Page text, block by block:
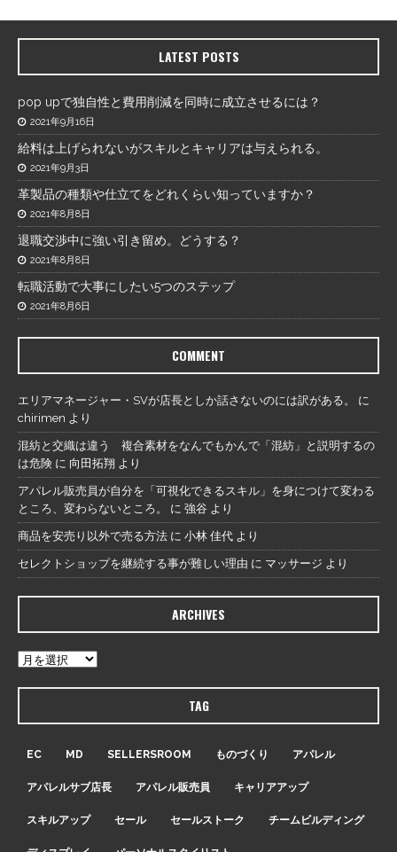
LATEST POSTS
pop upで独自性と費用削減を同時に成立させるには？
2021年9月16日
給料は上げられないがスキルとキャリアは与えられる。
2021年9月3日
革製品の種類や仕立てをどれくらい知っていますか？
2021年8月8日
退職交渉中に強い引き留め。どうする？
2021年8月8日
転職活動で大事にしたい5つのステップ
2021年8月6日
COMMENT
エリアマネージャー・SVが店長としか話さないのには訳がある。
に
chirimen より
混紡と交織は違う 複合素材をなんでもかんで「混紡」と説明するの
は危険 に 向田拓翔 より
アパレル販売員が自分を「可視化できるスキル」を身につけて変わる
ところ、変わらないところ。
に 強谷 より
商品を安売り以外で売る方法 に 小林 佳代 より
セレクトショップを継続する事が難しい理由 に マッサージ より
ARCHIVES
TAG
EC MD SELLERSROOM ものづくり アパレル
アパレルサブ店長 アパレル販売員 キャリアアップ
スキルアップ セール セールストーク チームビルディング